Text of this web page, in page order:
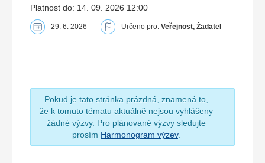
Platnost do: 14. 09. 2026 12:00
29. 6. 2026 Určeno pro: Veřejnost, Žadatel
Pokud je tato stránka prázdná, znamená to,
že k tomuto tématu aktuálně nejsou vyhlášeny
žádné výzvy. Pro plánované výzvy sledujte
prosím Harmonogram výzev.